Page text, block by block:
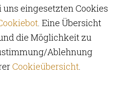
eingesetzten Cookies
. Eine Übersicht
die Möglichkeit zu
Ablehnung
Cookieübersicht